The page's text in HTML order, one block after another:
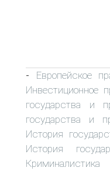
- Европейское
Инвестиционное
государства и
государства и
История
История
Криминалистика